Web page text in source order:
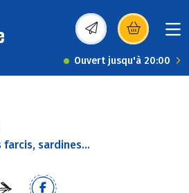
(s’ouvre dans une
Ouvert jusqu'à 20:00
sardines...